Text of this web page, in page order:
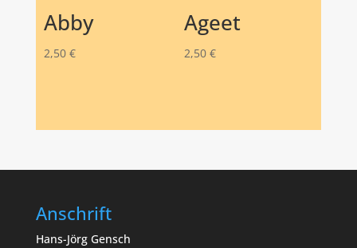
Abby
2,50 €
Ageet
2,50 €
Anschrift
Hans-Jörg Gensch